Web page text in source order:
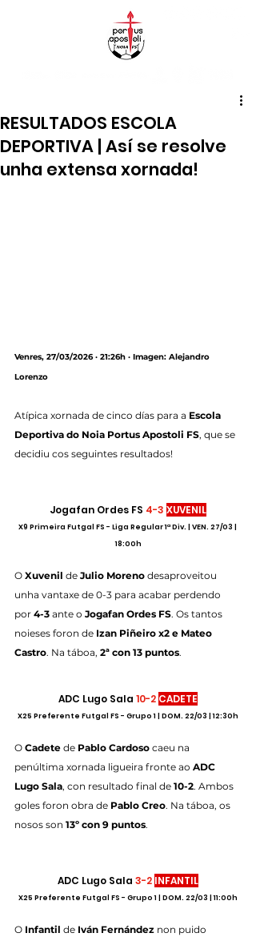
RESULTADOS ESCOLA
DEPORTIVA | Así se resolve
unha extensa xornada!
Venres, 27/03/2026 · 21:26h · Imagen: Alejandro
Lorenzo
Atípica xornada de cinco días para a Escola
Deportiva do Noia Portus Apostoli FS, que se
decidiu cos seguintes resultados!
Jogafan Ordes FS 4-3 XUVENIL
X9 Primeira Futgal FS - Liga Regular 1ª Div. | VEN. 27/03 |
18:00h
O Xuvenil de Julio Moreno desaproveitou
unha vantaxe de 0-3 para acabar perdendo
por 4-3 ante o Jogafan Ordes FS. Os tantos
noieses foron de Izan Piñeiro x2 e Mateo
Castro. Na táboa, 2ª con 13 puntos.
ADC Lugo Sala 10-2 CADETE
X25 Preferente Futgal FS - Grupo 1 | DOM. 22/03 | 12:30h
O Cadete de Pablo Cardoso caeu na
penúltima xornada ligueira fronte ao ADC
Lugo Sala, con resultado final de 10-2. Ambos
goles foron obra de Pablo Creo. Na táboa, os
nosos son 13º con 9 puntos.
ADC Lugo Sala 3-2 INFANTIL
X25 Preferente Futgal FS - Grupo 1 | DOM. 22/03 | 11:00h
O Infantil de Iván Fernández non puido